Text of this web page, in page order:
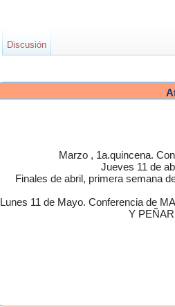
Marzo , 1a.quincena.
Jueves 11 de
Finales de abril, primera semana
Lunes 11 de Mayo. Conferencia de
Y
Discusión